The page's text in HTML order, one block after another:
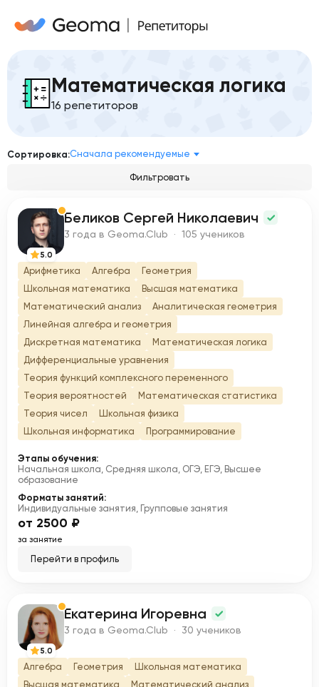
Математическая логика
16 репетиторов
Сортировка:Сначала рекомендуемые
Фильтровать
Б
5.0
Беликов Сергей Николаевич
3 года в Geoma.Club · 105 учеников
Арифметика Алгебра
Геометрия
Школьная математика
Высшая математика
Математический анализ
Аналитическая геометрия
Линейная алгебра и геометрия
Дискретная математика
Математическая логика
Дифференциальные уравнения
Теория функций комплексного переменного
Теория вероятностей
Математическая статистика
Теория чисел
Школьная физика
Школьная информатика
Программирование
Этапы обучения:
Начальная школа, Средняя школа, ОГЭ, ЕГЭ, Высшее
образование
Форматы занятий:
Индивидуальные занятия, Групповые занятия
от 2500 ₽
за занятие
Перейти в профиль
Е
5.0
Екатерина Игоревна
3 года в Geoma.Club · 30 учеников
Алгебра Геометрия
Школьная математика
Высшая математика
Математический анализ